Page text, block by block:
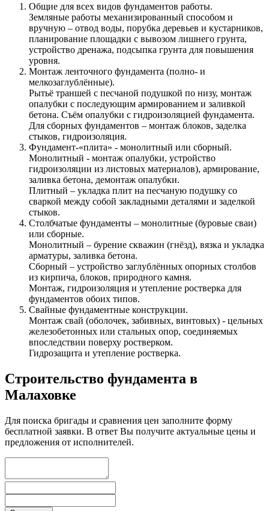
Общие для всех видов фундаментов работы.
Земляные работы механизированный способом и
вручную – отвод воды, порубка деревьев и кустарников,
планирование площадки с вывозом лишнего грунта,
устройство дренажа, подсыпка грунта для повышения
уровня.
Монтаж ленточного фундамента (полно- и
мелкозаглублённые).
Рытьё траншей с песчаной подушкой по низу, монтаж
опалубки с последующим армированием и заливкой
бетона. Съём опалубки с гидроизоляцией фундамента.
Для сборных фундаментов – монтаж блоков, заделка
стыков, гидроизоляция.
Фундамент-«плита» - монолитный или сборный.
Монолитный - монтаж опалубки, устройство
гидроизоляции из листовых материалов), армирование,
заливка бетона, демонтаж опалубки.
Плитный – укладка плит на песчаную подушку со
сваркой между собой закладными деталями и заделкой
стыков.
Столбчатые фундаменты – монолитные (буровые сваи)
или сборные.
Монолитный – бурение скважин (гнёзд), вязка и укладка
арматуры, заливка бетона.
Сборный – устройство заглублённых опорных столбов
из кирпича, блоков, природного камня.
Монтаж, гидроизоляция и утепление ростверка для
фундаментов обоих типов.
Свайные фундаментные конструкции.
Монтаж свай (оболочек, забивных, винтовых) - цельных
железобетонных или стальных опор, соединяемых
впоследствии поверху ростверком.
Гидрозащита и утепление ростверка.
Строительство фундамента в
Малаховке
Для поиска бригады и сравнения цен заполните форму
бесплатной заявки. В ответ Вы получите актуальные цены и
предложения от исполнителей.